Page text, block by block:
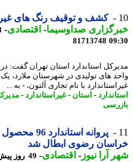
کشف و توقیف رنگ های
صداوسیما-اقتصادی-
81713748
استاندارد استان تهران گفت: در
های تولیدی در شهرستان ملارد، یک
با نام تجاری آلتون، - به ...
- استان-غیراستاندارد- مدیرکل
پروانه استاندارد 96
رضوی ابطال شد
آرا نیوز-اقتصادی-